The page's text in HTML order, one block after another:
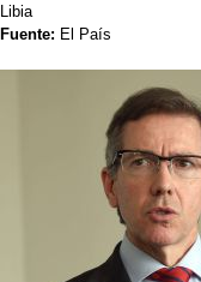
Libia
Fuente: El País